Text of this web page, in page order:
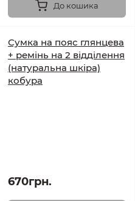
До кошика
Сумка на пояс глянцева
+ ремінь на 2 відділення
(натуральна шкіра)
кобура
670грн.